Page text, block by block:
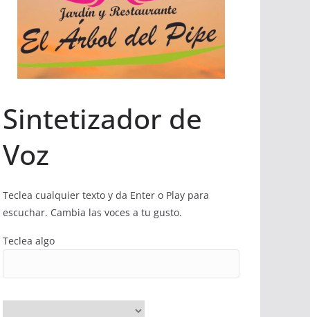
Sintetizador de
Voz
Teclea cualquier texto y da Enter o Play para
escuchar. Cambia las voces a tu gusto.
Teclea algo